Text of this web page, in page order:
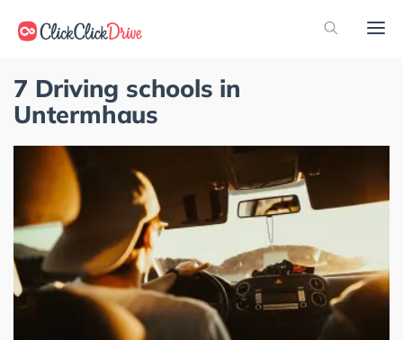
7 Driving schools in
Untermhaus